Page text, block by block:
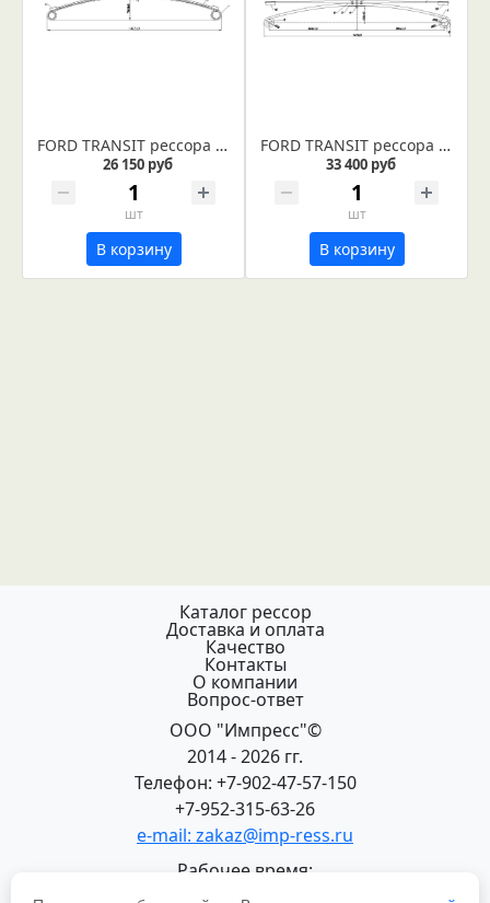
FORD TRANSIT рессора задняя (Арт. IR 09-30)
26 150 руб
шт
В корзину
FORD TRANSIT рессора (Арт. IR 09-22)
33 400 руб
шт
В корзину
Каталог рессор
Доставка и оплата
Качество
Контакты
О компании
Вопрос-ответ
ООО "Импресс"©
2014 - 2026 гг.
Телефон: +7-902-47-57-150
+7-952-315-63-26
e-mail: zakaz@imp-ress.ru
Рабочее время:
пн-пт 08:00-18:00 (МСК+2)